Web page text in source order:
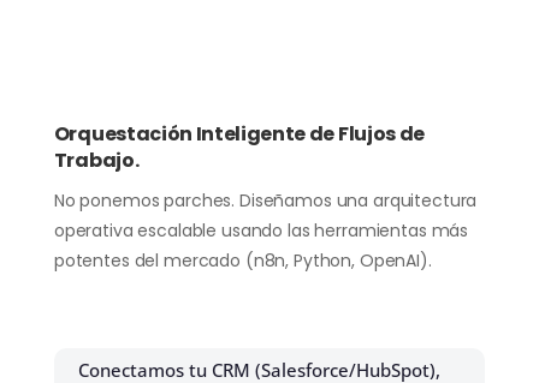
Orquestación Inteligente de Flujos de
Trabajo.
No ponemos parches. Diseñamos una arquitectura
operativa escalable usando las herramientas más
potentes del mercado (n8n, Python, OpenAI).

Conectamos tu CRM (Salesforce/HubSpot),